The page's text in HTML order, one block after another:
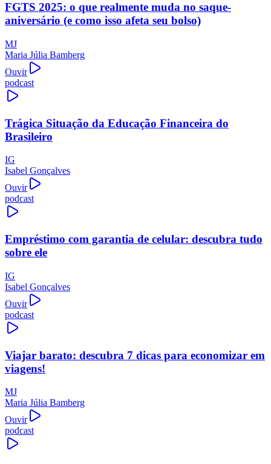
FGTS 2025: o que realmente muda no saque-
aniversário (e como isso afeta seu bolso)
MJ
Maria Júlia Bamberg
Ouvir
podcast
Trágica Situação da Educação Financeira do
Brasileiro
IG
Isabel Gonçalves
Ouvir
podcast
Empréstimo com garantia de celular: descubra tudo
sobre ele
IG
Isabel Gonçalves
Ouvir
podcast
Viajar barato: descubra 7 dicas para economizar em
viagens!
MJ
Maria Júlia Bamberg
Ouvir
podcast